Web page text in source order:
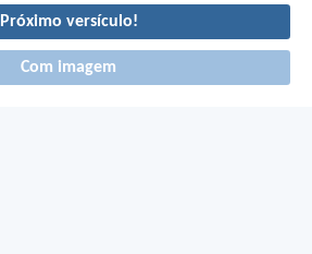
Próximo versículo!
Com imagem